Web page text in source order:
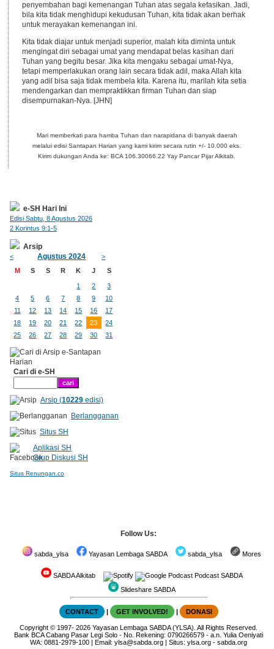
penyembahan bagi kemenangan Tuhan atas segala kefasikan. Jadi,
bila kita tidak menghidupi kekudusan Tuhan, kita tidak akan berhak
untuk merayakan kemenangan ini.
Kita tidak diajar untuk menjadi superior, malah kita diminta untuk
mengingat diri sebagai umat yang mendapat belas kasihan dari
Tuhan yang begitu besar. Jika kita mengaku sebagai umat-Nya,
tetapi memperlakukan orang lain secara tidak adil, maka Allah kita
yang adil bisa saja tidak membela kita. Karena itu, marilah kita setia
mendengarkan dan mempraktikkan firman Tuhan dan siap
disempurnakan-Nya. [JHN]
Mari memberkati para hamba Tuhan dan narapidana di banyak daerah
melalui edisi Santapan Harian yang kami kirim secara rutin +/- 10.000 eks.
Kirim dukungan Anda ke: BCA 106.30066.22 Yay Pancar Pijar Alkitab.
e-SH Hari Ini
Edisi Sabtu, 8 Agustus 2026
2 Korintus 9:1-5
Arsip
< Agustus 2024
>
M
S S R K J S
1 2
3
4
5 6 7 8 9
10
11
12 13 14 15 16
17
18
19 20 21 22 23
24
25
26 27 28 29 30 31
Cari di e-SH
Arsip (10229edisi)
Berlangganan
Situs SH
Aplikasi SH
Grup Diskusi SH
Situs Renungan.co
Follow Us:
sabda_ylsa Yayasan Lembaga SABDA sabda_ylsa Mores
SABDA Alkitab
Podcast SABDA
Slideshare SABDA
CONTACT | GET INVOLVED! | DONASI
Copyright © 1997-2026Yayasan Lembaga SABDA (YLSA). All Rights Reserved.
Bank BCA Cabang Pasar Legi Solo - No. Rekening: 0790266579 - a.n. Yulia Oeniyati
WA:0881-2979-100 | Email:ylsa@sabda.org | Situs:ylsa.org -sabda.org